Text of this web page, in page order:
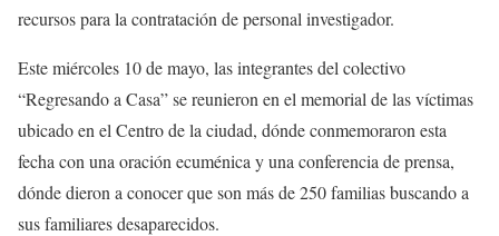
recursos para la contratación de personal investigador.
Este miércoles 10 de mayo, las integrantes del colectivo
“Regresando a Casa” se reunieron en el memorial de las víctimas
ubicado en el Centro de la ciudad, dónde conmemoraron esta
fecha con una oración ecuménica y una conferencia de prensa,
dónde dieron a conocer que son más de 250 familias buscando a
sus familiares desaparecidos.